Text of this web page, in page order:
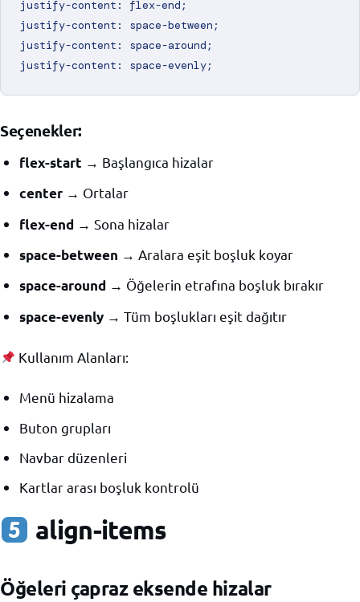
justify-content: flex-end;
justify-content: space-between;
justify-content: space-around;
Seçenekler:
flex-start → Başlangıca hizalar
center → Ortalar
flex-end → Sona hizalar
space-between → Aralara eşit boşluk koyar
space-around → Öğelerin etrafına boşluk bırakır
space-evenly → Tüm boşlukları eşit dağıtır
Kullanım Alanları:
Menü hizalama
Buton grupları
Navbar düzenleri
Kartlar arası boşluk kontrolü
align-items
Öğeleri çapraz eksende hizalar